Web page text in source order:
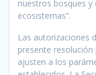
nuestros bosques y
ecosistemas”.
Las autorizaciones
presente
ajusten a los